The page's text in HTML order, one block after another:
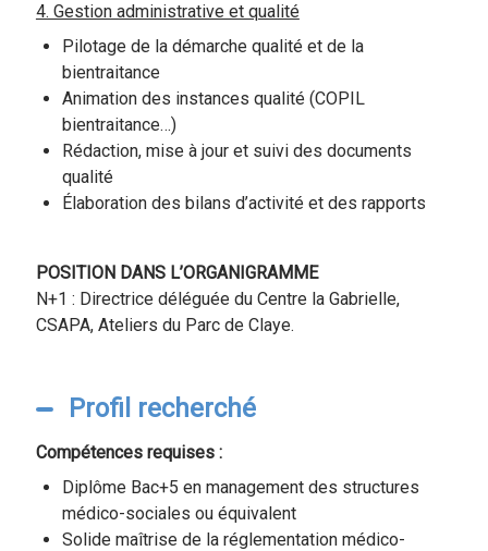
4. Gestion administrative et qualité
Pilotage de la démarche qualité et de la
bientraitance
Animation des instances qualité (COPIL
bientraitance…)
Rédaction, mise à jour et suivi des documents
qualité
Élaboration des bilans d’activité et des rapports
POSITION DANS L’ORGANIGRAMME
N+1 : Directrice déléguée du Centre la Gabrielle,
CSAPA, Ateliers du Parc de Claye.
Profil recherché
Compétences requises :
Diplôme Bac+5 en management des structures
médico-sociales ou équivalent
Solide maîtrise de la réglementation médico-